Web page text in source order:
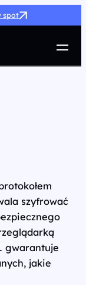
spot
szyfrować
gwarantuje
jakie